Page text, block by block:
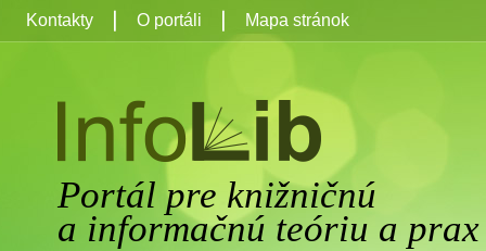
Portál pre knižničnú
a informačnú teóriu a prax
Kontakty O portáli Mapa stránok